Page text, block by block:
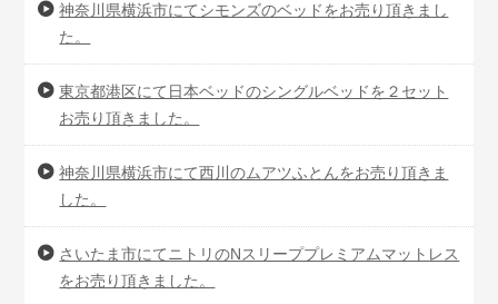
神奈川県横浜市にてシモンズのベッドをお売り頂きまし
た。
東京都港区にて日本ベッドのシングルベッドを２セット
お売り頂きました。
神奈川県横浜市にて西川のムアツふとんをお売り頂きま
した。
さいたま市にてニトリのNスリーププレミアムマットレス
をお売り頂きました。